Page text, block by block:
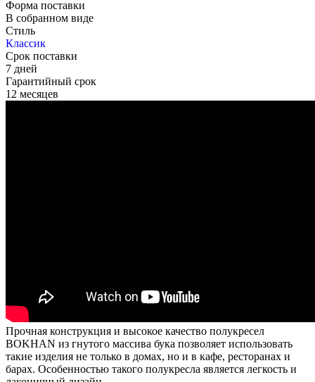
Форма поставки
В собранном виде
Стиль
Классик
Срок поставки
7 дней
Гарантийный срок
12 месяцев
Прочная конструкция и высокое качество полукресел
BOKHAN из гнутого массива бука позволяет использовать
такие изделия не только в домах, но и в кафе, ресторанах и
барах. Особенностью такого полукресла является легкость и